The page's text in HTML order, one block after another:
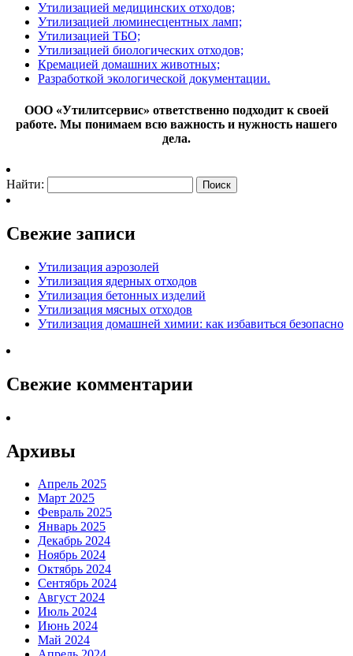
Утилизацией медицинских отходов;
Утилизацией люминесцентных ламп;
Утилизацией ТБО;
Утилизацией биологических отходов;
Кремацией домашних животных;
Разработкой экологической документации.
ООО «Утилитсервис» ответственно подходит к своей
работе. Мы понимаем всю важность и нужность нашего
дела.
Найти:
Свежие записи
Утилизация аэрозолей
Утилизация ядерных отходов
Утилизация бетонных изделий
Утилизация мясных отходов
Утилизация домашней химии: как избавиться безопасно
Свежие комментарии
Архивы
Апрель 2025
Март 2025
Февраль 2025
Январь 2025
Декабрь 2024
Ноябрь 2024
Октябрь 2024
Сентябрь 2024
Август 2024
Июль 2024
Июнь 2024
Май 2024